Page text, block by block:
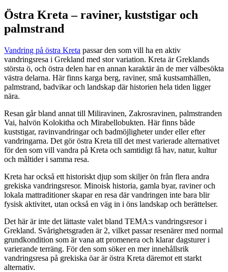
Östra Kreta – raviner, kuststigar och
palmstrand
Vandring på östra Kreta passar den som vill ha en aktiv
vandringsresa i Grekland med stor variation. Kreta är Greklands
största ö, och östra delen har en annan karaktär än de mer välbesökta
västra delarna. Här finns karga berg, raviner, små kustsamhällen,
palmstrand, badvikar och landskap där historien hela tiden ligger
nära.
Resan går bland annat till Miliravinen, Zakrosravinen, palmstranden
Vai, halvön Kolokitha och Mirabellobukten. Här finns både
kuststigar, ravinvandringar och badmöjligheter under eller efter
vandringarna. Det gör östra Kreta till det mest varierade alternativet
för den som vill vandra på Kreta och samtidigt få hav, natur, kultur
och måltider i samma resa.
Kreta har också ett historiskt djup som skiljer ön från flera andra
grekiska vandringsresor. Minoisk historia, gamla byar, raviner och
lokala mattraditioner skapar en resa där vandringen inte bara blir
fysisk aktivitet, utan också en väg in i öns landskap och berättelser.
Det här är inte det lättaste valet bland TEMA:s vandringsresor i
Grekland. Svårighetsgraden är 2, vilket passar resenärer med normal
grundkondition som är vana att promenera och klarar dagsturer i
varierande terräng. För den som söker en mer innehållsrik
vandringsresa på grekiska öar är östra Kreta däremot ett starkt
alternativ.